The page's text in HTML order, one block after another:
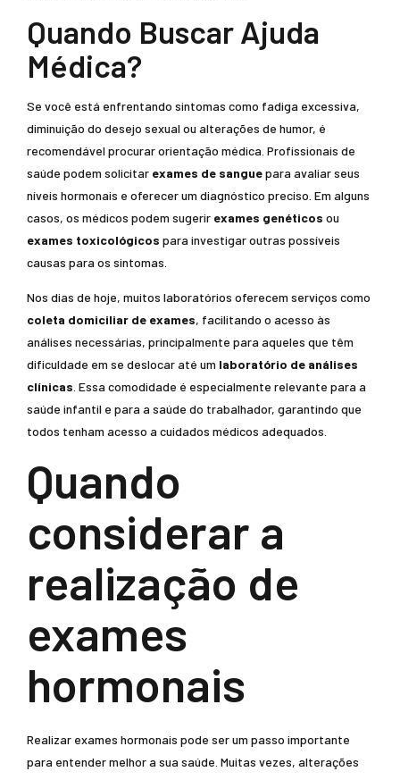
Quando Buscar Ajuda
Médica?
Se você está enfrentando sintomas como fadiga excessiva,
diminuição do desejo sexual ou alterações de humor, é
recomendável procurar orientação médica. Profissionais de
saúde podem solicitar exames de sanguepara avaliar seus
níveis hormonais e oferecer um diagnóstico preciso. Em alguns
casos, os médicos podem sugerir exames genéticos ou
exames toxicológicos para investigar outras possíveis
causas para os sintomas.
Nos dias de hoje, muitos laboratórios oferecem serviços como
coleta domiciliar de exames, facilitando o acesso às
análises necessárias, principalmente para aqueles que têm
dificuldade em se deslocar até um laboratório de análises
clínicas . Essa comodidade é especialmente relevante para a
saúde infantil e para a saúde do trabalhador, garantindo que
todos tenham acesso a cuidados médicos adequados.
Quando
considerar a
realização de
exames
hormonais
Realizar exames hormonais pode ser um passo importante
para entender melhor a sua saúde. Muitas vezes, alterações